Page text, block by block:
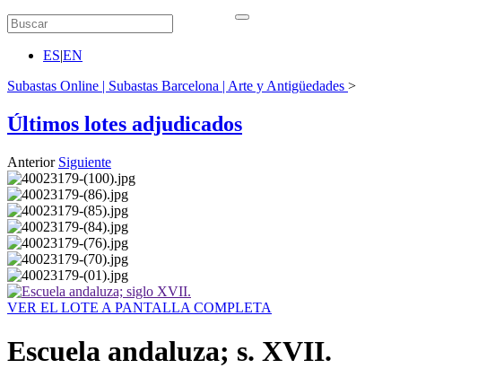
ES|EN
Subastas Online | Subastas Barcelona | Arte y Antigüedades >
Últimos lotes adjudicados
Anterior Siguiente
VER EL LOTE A PANTALLA COMPLETA
Escuela andaluza; s. XVII.